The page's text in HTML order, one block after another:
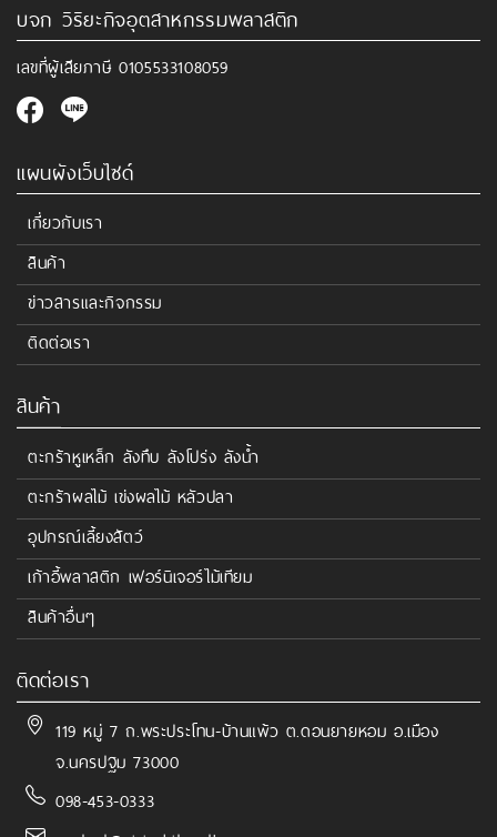
บจก วิริยะกิจอุตสาหกรรมพลาสติก
เลขที่ผู้เสียภาษี0105533108059
แผนผังเว็บไซด์
เกี่ยวกับเรา
สินค้า
ข่าวสารและกิจกรรม
ติดต่อเรา
สินค้า
ตะกร้าหูเหล็ก ลังทึบ ลังโปร่ง ลังน้ำ
ตะกร้าผลไม้ เข่งผลไม้ หลัวปลา
อุปกรณ์เลี้ยงสัตว์
เก้าอี้พลาสติก เฟอร์นิเจอร์ไม้เทียม
สินค้าอื่นๆ
ติดต่อเรา
119 หมู่ 7 ถ.พระประโทน-บ้านแพ้ว ต.ดอนยายหอม อ.เมือง
จ.นครปฐม 73000
098-453-0333